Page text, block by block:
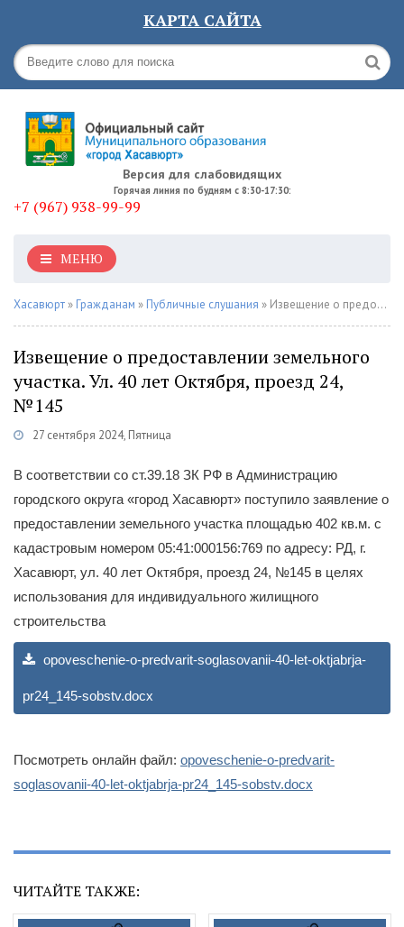
КАРТА САЙТА
Версия для слабовидящих
Горячая линия по будням с 8:30-17:30:
+7 (967) 938-99-99
МЕНЮ
Хасавюрт » Гражданам » Публичные слушания » Извещение о предоставлении земельного участка. Ул. 40 лет Октября, проезд 24, №145
Извещение о предоставлении земельного
участка. Ул. 40 лет Октября, проезд 24,
№145
27 сентября 2024, Пятница
В соответствии со ст.39.18 ЗК РФ в Администрацию
городского округа «город Хасавюрт» поступило заявление о
предоставлении земельного участка площадью 402 кв.м. с
кадастровым номером 05:41:000156:769 по адресу: РД, г.
Хасавюрт, ул. 40 лет Октября, проезд 24, №145 в целях
использования для индивидуального жилищного
строительства
opoveschenie-o-predvarit-soglasovanii-40-let-oktjabrja-
pr24_145-sobstv.docx
Посмотреть онлайн файл: opoveschenie-o-predvarit-
soglasovanii-40-let-oktjabrja-pr24_145-sobstv.docx
ЧИТАЙТЕ ТАКЖЕ: